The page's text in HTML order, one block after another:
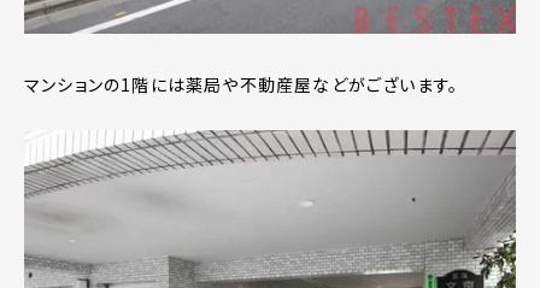
マンションの1階には薬局や不動産屋などがございます。